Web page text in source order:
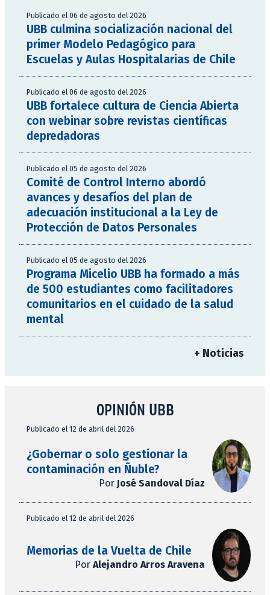
Publicado el 06 de agosto del 2026
UBB culmina socialización nacional del
primer Modelo Pedagógico para
Escuelas y Aulas Hospitalarias de Chile
Publicado el 06 de agosto del 2026
UBB fortalece cultura de Ciencia Abierta
con webinar sobre revistas científicas
depredadoras
Publicado el 05 de agosto del 2026
Comité de Control Interno abordó
avances y desafíos del plan de
adecuación institucional a la Ley de
Protección de Datos Personales
Publicado el 05 de agosto del 2026
Programa Micelio UBB ha formado a más
de 500 estudiantes como facilitadores
comunitarios en el cuidado de la salud
mental
+ Noticias
OPINIÓN UBB
Publicado el 12 de abril del 2026
¿Gobernar o solo gestionar la
contaminación en Ñuble?
Por José Sandoval Díaz
Publicado el 12 de abril del 2026
Memorias de la Vuelta de Chile
Por Alejandro Arros Aravena